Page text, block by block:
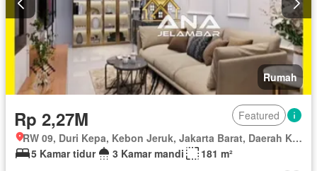
Rumah
Rp 2,27M
Featured
RW 09, Duri Kepa, Kebon Jeruk, Jakarta Barat, Daerah Khusus Ibukota Jakarta
5 Kamar tidur
3 Kamar mandi 181 m²